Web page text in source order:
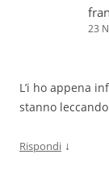
23
L’i ho appena
stanno
Rispondi ↓